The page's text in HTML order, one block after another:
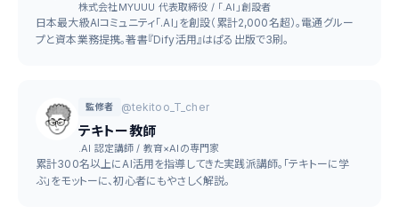
株式会社MYUUU 代表取締役 / 「.AI」創設者
日本最大級AIコミュニティ「.AI」を創設（累計2,000名超）。電通グルー
プと資本業務提携。著書『Dify活用』はぱる出版で3刷。
監修者 @tekitoo_T_cher
テキトー教師
.AI 認定講師 / 教育×AIの専門家
累計300名以上にAI活用を指導してきた実践派講師。「テキトーに学
ぶ」をモットーに、初心者にもやさしく解説。